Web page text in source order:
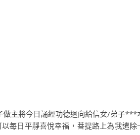
主將今日誦經功德迴向給信女/弟子***
每日平靜喜悅幸福，菩提路上為我遣除